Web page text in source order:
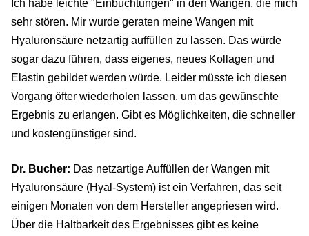
Ich habe leichte "Einbuchtungen" in den Wangen, die mich
sehr stören. Mir wurde geraten meine Wangen mit
Hyaluronsäure netzartig auffüllen zu lassen. Das würde
sogar dazu führen, dass eigenes, neues Kollagen und
Elastin gebildet werden würde. Leider müsste ich diesen
Vorgang öfter wiederholen lassen, um das gewünschte
Ergebnis zu erlangen. Gibt es Möglichkeiten, die schneller
und kostengünstiger sind.
Dr. Bucher: Das netzartige Auffüllen der Wangen mit
Hyaluronsäure (Hyal-System) ist ein Verfahren, das seit
einigen Monaten von dem Hersteller angepriesen wird.
Über die Haltbarkeit des Ergebnisses gibt es keine